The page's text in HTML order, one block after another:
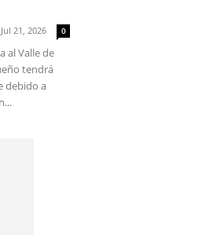
Jul 21, 2026 0
al Valle de
tendrá
debido a